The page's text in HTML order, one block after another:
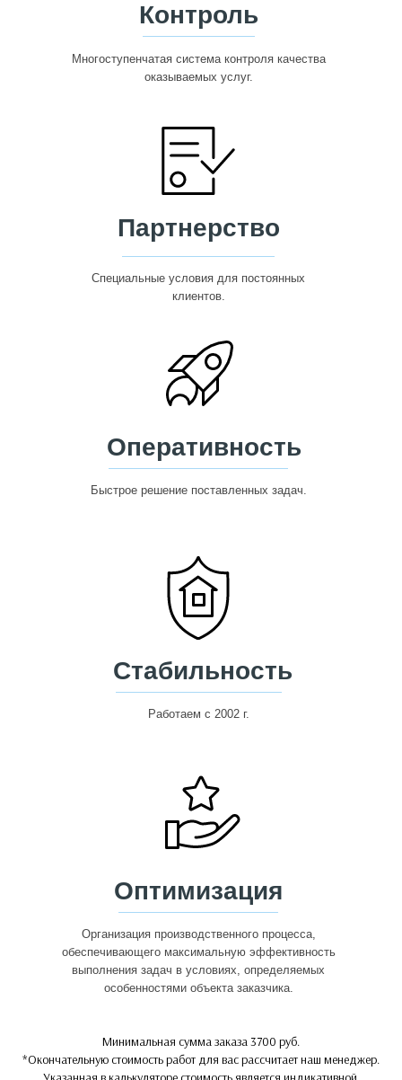
Оптимизация
Организация производственного процесса,
обеспечивающего максимальную эффективность
выполнения задач в условиях, определяемых
особенностями объекта заказчика.
Партнерство
Специальные условия для постоянных
клиентов.
Стабильность
Работаем с 2002 г.
Оперативность
Быстрое решение поставленных задач.
Контроль
Многоступенчатая система контроля качества
оказываемых услуг.
Минимальная сумма заказа 3700 руб.
*Окончательную стоимость работ для вас рассчитает наш менеджер.